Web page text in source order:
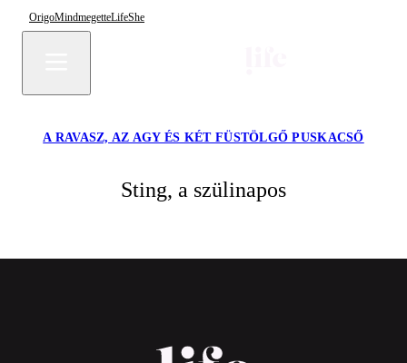
OrigoMindmegetteLifeShe
A RAVASZ, AZ AGY ÉS KÉT FÜSTÖLGŐ PUSKACSŐ
Sting, a szülinapos